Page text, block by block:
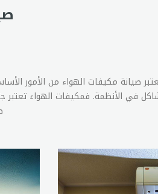
صيانة مكيفات الهواء من الأمور
في الأنظمة. فمكيفات الهواء تعتبر